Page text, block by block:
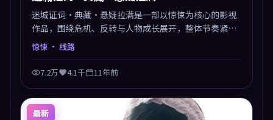
迷城证词·典藏·悬疑拉满是一部以惊悚为核心的影视
作品，围绕危机、反转与人物成长展开，整体节奏紧
凑，值得推荐观看。
惊悚 · 线路
7.2万 4.1千 11年前
最新